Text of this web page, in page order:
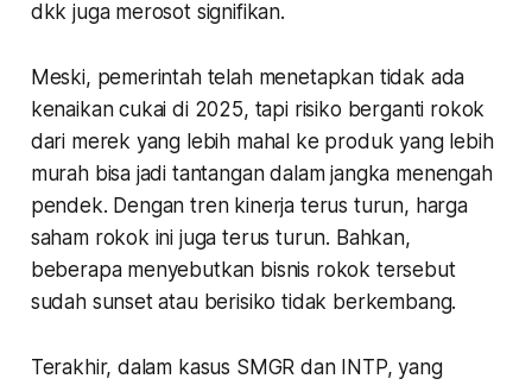
dkk juga merosot signifikan.
Meski, pemerintah telah menetapkan tidak ada
kenaikan cukai di 2025, tapi risiko berganti rokok
dari merek yang lebih mahal ke produk yang lebih
murah bisa jadi tantangan dalam jangka menengah
pendek. Dengan tren kinerja terus turun, harga
saham rokok ini juga terus turun. Bahkan,
beberapa menyebutkan bisnis rokok tersebut
sudah sunset atau berisiko tidak berkembang.
Terakhir, dalam kasus SMGR dan INTP, yang